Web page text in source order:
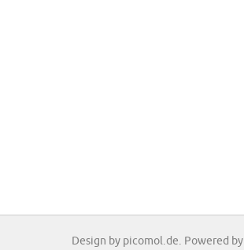
Design by picomol.de. Powered by